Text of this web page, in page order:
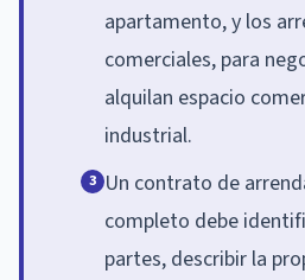
apartamento, y los
comerciales, para
alquilan espacio
industrial.
3 Un contrato de
completo debe
partes, describir la